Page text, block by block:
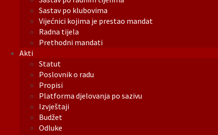
Sastav po klubovima
Vijećnici kojima je prestao mandat
Radna tijela
Prethodni mandati
Akti
Statut
Poslovnik o radu
Propisi
Platforma djelovanja po sazivu
Izvještaji
Budžet
Odluke